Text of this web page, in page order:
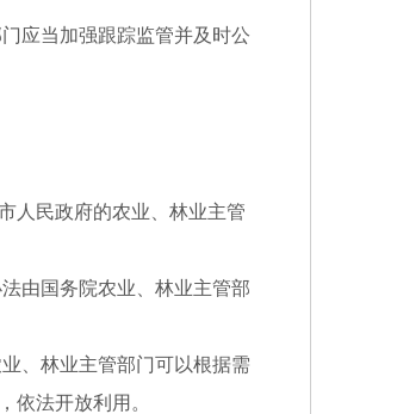
应当加强跟踪监管并及时公
人民政府的农业、林业主管
由国务院农业、林业主管部
、林业主管部门可以根据需
依法开放利用。